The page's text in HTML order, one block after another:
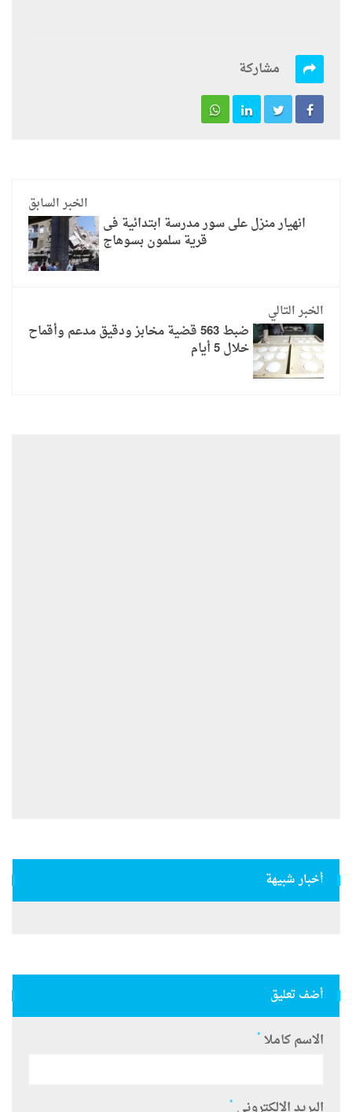
مشاركة
الخبر السابق
انهيار منزل على سور مدرسة ابتدائية فى
قرية سلمون بسوهاج
الخبر التالي
ضبط 563 قضية مخابز ودقيق مدعم وأقماح
خلال 5 أيام
أخبار شبيهة
أضف تعليق
الاسم كاملا *
*